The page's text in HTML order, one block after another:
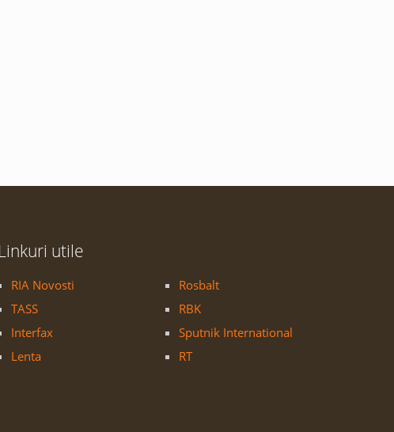
Linkuri utile
RIA Novosti
TASS
Interfax
Lenta
Rosbalt
RBK
Sputnik International
RT